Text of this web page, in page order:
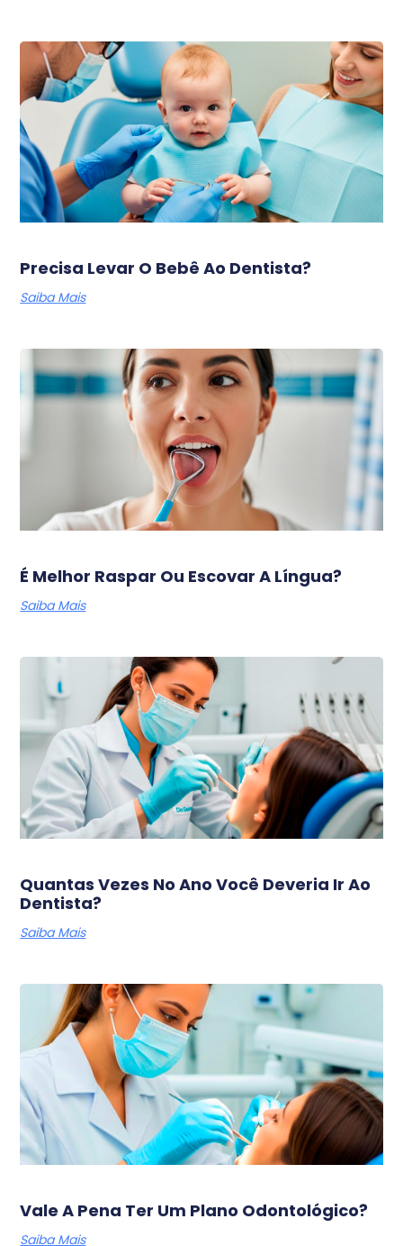
Precisa Levar O Bebê Ao Dentista?
Saiba Mais
É Melhor Raspar Ou Escovar A Língua?
Saiba Mais
Quantas Vezes No Ano Você Deveria Ir Ao
Dentista?
Saiba Mais
Vale A Pena Ter Um Plano Odontológico?
Saiba Mais